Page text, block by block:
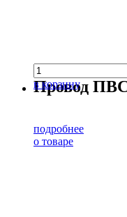
в корзину
Провод
подробнее
о товаре